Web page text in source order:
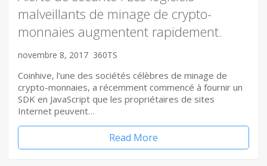
malveillants de minage de crypto-
monnaies augmentent rapidement.
novembre 8, 2017 360TS
Coinhive, l’une des sociétés célèbres de minage de
crypto-monnaies, a récemment commencé à fournir un
SDK en JavaScript que les propriétaires de sites
Internet peuvent…
Read More